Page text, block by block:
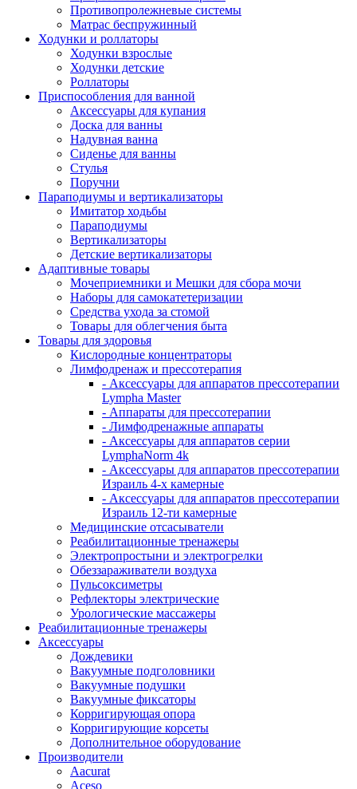
Противопролежневые системы
Матрас беспружинный
Ходунки и роллаторы
Ходунки взрослые
Ходунки детские
Роллаторы
Приспособления для ванной
Аксессуары для купания
Доска для ванны
Надувная ванна
Сиденье для ванны
Стулья
Поручни
Параподиумы и вертикализаторы
Имитатор ходьбы
Параподиумы
Вертикализаторы
Детские вертикализаторы
Адаптивные товары
Мочеприемники и Мешки для сбора мочи
Наборы для самокатетеризации
Средства ухода за стомой
Товары для облегчения быта
Товары для здоровья
Кислородные концентраторы
Лимфодренаж и прессотерапия
- Аксессуары для аппаратов прессотерапии
Lympha Master
- Аппараты для прессотерапии
- Лимфодренажные аппараты
- Аксессуары для аппаратов серии
LymphaNorm 4k
- Аксессуары для аппаратов прессотерапии
Израиль 4-х камерные
- Аксессуары для аппаратов прессотерапии
Израиль 12-ти камерные
Медицинские отсасыватели
Реабилитационные тренажеры
Электропростыни и электрогрелки
Обеззараживатели воздуха
Пульсоксиметры
Рефлекторы электрические
Урологические массажеры
Реабилитационные тренажеры
Аксессуары
Дождевики
Вакуумные подголовники
Вакуумные подушки
Вакуумные фиксаторы
Корригирующая опора
Корригирующие корсеты
Дополнительное оборудование
Производители
Aacurat
Aceso